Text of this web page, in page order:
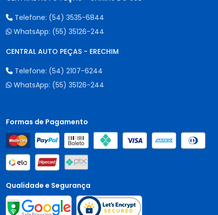
Telefone: (54) 3535-6844
WhatsApp: (55) 35126-244
CENTRAL AUTO PEÇAS - ERECHIM
Telefone: (54) 2107-6244
WhatsApp: (55) 35126-244
Formas de Pagamento
Qualidade e Segurança